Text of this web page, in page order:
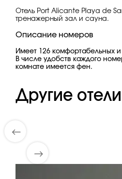
Отель Port Alicante Playa de
тренажерный зал и сауна.
Описание номеров
Имеет 126 комфортабельных
В числе удобств каждого
комнате имеется фен.
Другие